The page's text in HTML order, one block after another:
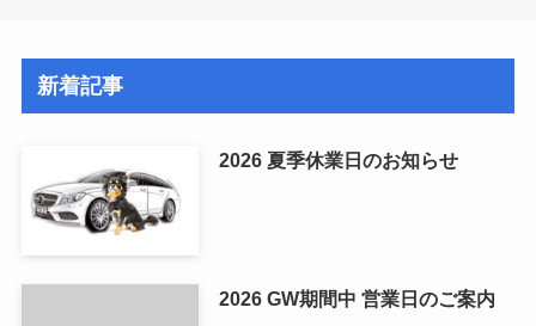
新着記事
2026 夏季休業日のお知らせ
2026 GW期間中 営業日のご案内